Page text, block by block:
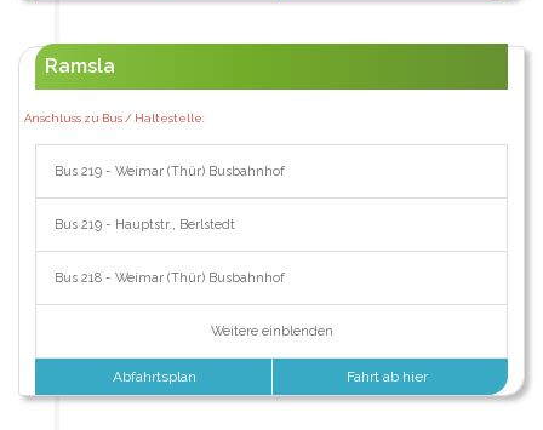
Ramsla
Anschluss zu Bus / Haltestelle:
Bus 219 - Weimar (Thür) Busbahnhof
Bus 219 - Hauptstr., Berlstedt
Bus 218 - Weimar (Thür) Busbahnhof
Weitere einblenden
Abfahrtsplan Fahrt ab hier